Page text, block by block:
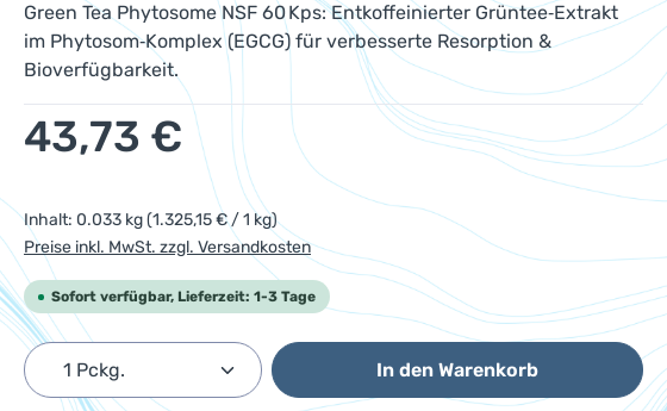
Green Tea Phytosome NSF 60 Kps: Entkoffeinierter Grüntee‑Extrakt
im Phytosom‑Komplex (EGCG) für verbesserte Resorption &
Bioverfügbarkeit.
Regulärer Preis:
43,73 €
Inhalt: 0.033 kg(1.325,15 € / 1 kg)
Preise inkl. MwSt. zzgl. Versandkosten
Sofort verfügbar, Lieferzeit: 1-3 Tage
Produkt Anzahl: Gib den gewünschten Wert ein
In den Warenkorb